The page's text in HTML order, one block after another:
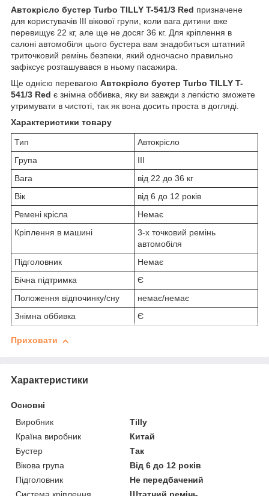
Автокрісло бустер Turbo TILLY T-541/3 Red призначене
для користувачів ІІІ вікової групи, коли вага дитини вже
перевищує 22 кг, але ще не досяг 36 кг. Для кріплення в
салоні автомобіля цього бустера вам знадобиться штатний
триточковий ремінь безпеки, який одночасно правильно
зафіксує розташувався в ньому пасажира.
Ще однією перевагою Автокрісло бустер Turbo TILLY T-
541/3 Red є знімна оббивка, яку ви завжди з легкістю зможете
утримувати в чистоті, так як вона досить проста в догляді.
Характеристики товару
Тип
Автокрісло
Група
III
Вага
від 22 до 36 кг
Вік
від 6 до 12 років
Ремені крісла
Немає
Кріплення в машині
3-х точковий ремінь
автомобіля
Підголовник
Немає
Бічна підтримка
Є
Положення відпочинку/сну
немає/немає
Знімна оббивка
Є
Приховати
Характеристики
Основні
Виробник
Tilly
Країна виробник
Китай
Бустер
Так
Вікова група
Від 6 до 12 років
Підголовник
Не передбачений
Система кріплення
Штатний ремінь